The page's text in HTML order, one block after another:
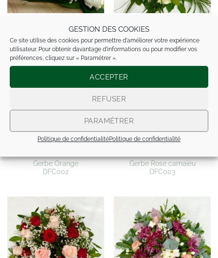
GESTION DES COOKIES
Ce site utilise des cookies pour permettre d'améliorer votre expérience
utilisateur. Pour obtenir davantage d'informations ou pour modifier vos
préférences, cliquez sur « Paramétrer ».
ACCEPTER
REFUSER
PARAMÉTRER
Politique de confidentialitéPolitique de confidentialité
DFC005
Gerbe Orange
DFC002
Gerbe Rose camaieu
DFC003